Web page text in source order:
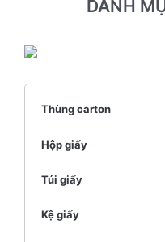
DANH
Thùng carton
Hộp giấy
Túi giấy
Kệ giấy